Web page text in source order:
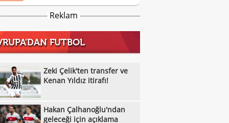
Fenerbahçe'de Semedo takımdan
Can Uzun transferinde kritik aşama: Fark
şampiyonu oldu
Trabzonspor'dan Parrott hamlesi
Galatasaray'da transfer çıkmazının
'Osimhen'
Beşiktaş'a büyük indirim: Pierre-Emile
Reklam
FUTBOL
Zeki Çelik'ten transfer ve
Kenan Yıldız itirafı!
Hakan Çalhanoğlu'ndan
geleceği için açıklama